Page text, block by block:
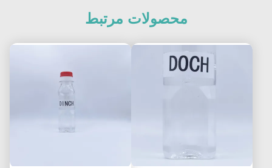
محصولات مرتبط